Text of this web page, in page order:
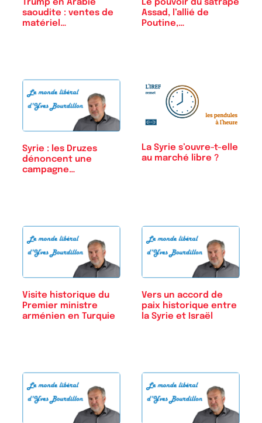
Trump en Arabie
saoudite : ventes de
matériel…
Le pouvoir du satrape
Assad, l’allié de
Poutine,…
Syrie : les Druzes
dénoncent une
campagne…
La Syrie s’ouvre-t-elle
au marché libre ?
Visite historique du
Premier ministre
arménien en Turquie
Vers un accord de
paix historique entre
la Syrie et Israël